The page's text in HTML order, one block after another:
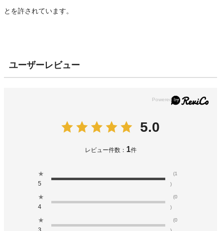
とを許されています。
ユーザーレビュー
5.0
レビュー件数： 1件
★
5
(1
)
★
4
(0
)
★
(0